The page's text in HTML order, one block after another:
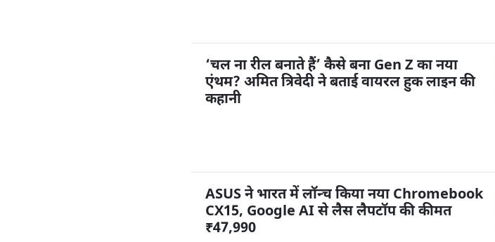
‘चल ना रील बनाते हैं’ कैसे बना Gen Z का नया
एंथम? अमित त्रिवेदी ने बताई वायरल हुक लाइन की
कहानी
ASUS ने भारत में लॉन्च किया नया Chromebook
CX15, Google AI से लैस लैपटॉप की कीमत
₹47,990